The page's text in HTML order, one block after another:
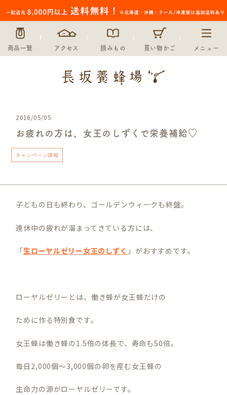
商品一覧 アクセス 読みもの 買い物かご メニュー
2016/05/05
お疲れの方は、女王のしずくで栄養補給♡
キャンペーン情報
子どもの日も終わり、ゴールデンウィークも終盤。
連休中の疲れが溜まってきている方には、
「生ローヤルゼリー女王のしずく 」がおすすめです。
ローヤルゼリーとは、働き蜂が女王蜂だけの
ために作る特別食です。
女王蜂は働き蜂の1.5倍の体長で、寿命も50倍。
毎日2,000個～3,000個の卵を産む女王蜂の
生命力の源がローヤルゼリーです。